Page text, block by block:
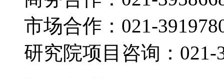
市场合作：021-
研究院项目咨询：021-